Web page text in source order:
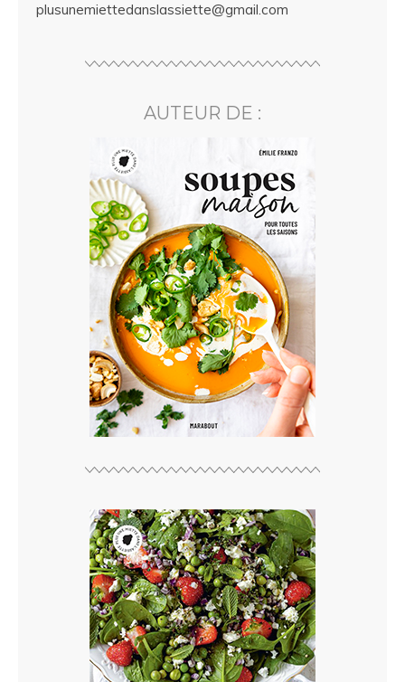
plusunemiettedanslassiette@gmail.com
AUTEUR DE :